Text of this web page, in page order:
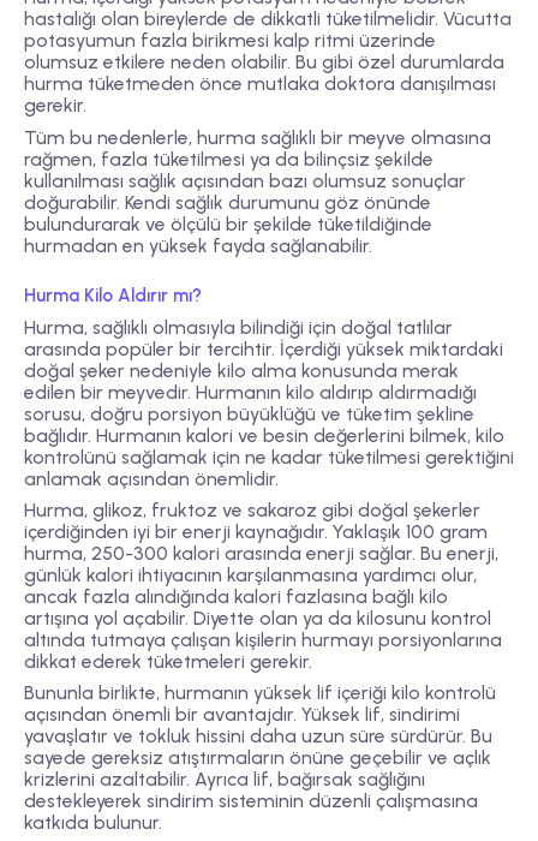
hastalığı olan bireylerde de dikkatli tüketilmelidir. Vücutta
potasyumun fazla birikmesi kalp ritmi üzerinde
olumsuz etkilere neden olabilir. Bu gibi özel durumlarda
hurma tüketmeden önce mutlaka doktora danışılması
gerekir.
Tüm bu nedenlerle, hurma sağlıklı bir meyve olmasına
rağmen, fazla tüketilmesi ya da bilinçsiz şekilde
kullanılması sağlık açısından bazı olumsuz sonuçlar
doğurabilir. Kendi sağlık durumunu göz önünde
bulundurarak ve ölçülü bir şekilde tüketildiğinde
hurmadan en yüksek fayda sağlanabilir.
Hurma Kilo Aldırır mı?
Hurma, sağlıklı olmasıyla bilindiği için doğal tatlılar
arasında popüler bir tercihtir. İçerdiği yüksek miktardaki
doğal şeker nedeniyle kilo alma konusunda merak
edilen bir meyvedir. Hurmanın kilo aldırıp aldırmadığı
sorusu, doğru porsiyon büyüklüğü ve tüketim şekline
bağlıdır. Hurmanın kalori ve besin değerlerini bilmek, kilo
kontrolünü sağlamak için ne kadar tüketilmesi gerektiğini
anlamak açısından önemlidir.
Hurma, glikoz, fruktoz ve sakaroz gibi doğal şekerler
içerdiğinden iyi bir enerji kaynağıdır. Yaklaşık 100 gram
hurma, 250-300 kalori arasında enerji sağlar. Bu enerji,
günlük kalori ihtiyacının karşılanmasına yardımcı olur,
ancak fazla alındığında kalori fazlasına bağlı kilo
artışına yol açabilir. Diyette olan ya da kilosunu kontrol
altında tutmaya çalışan kişilerin hurmayı porsiyonlarına
dikkat ederek tüketmeleri gerekir.
Bununla birlikte, hurmanın yüksek lif içeriği kilo kontrolü
açısından önemli bir avantajdır. Yüksek lif, sindirimi
yavaşlatır ve tokluk hissini daha uzun süre sürdürür. Bu
sayede gereksiz atıştırmaların önüne geçebilir ve açlık
krizlerini azaltabilir. Ayrıca lif, bağırsak sağlığını
destekleyerek sindirim sisteminin düzenli çalışmasına
katkıda bulunur.